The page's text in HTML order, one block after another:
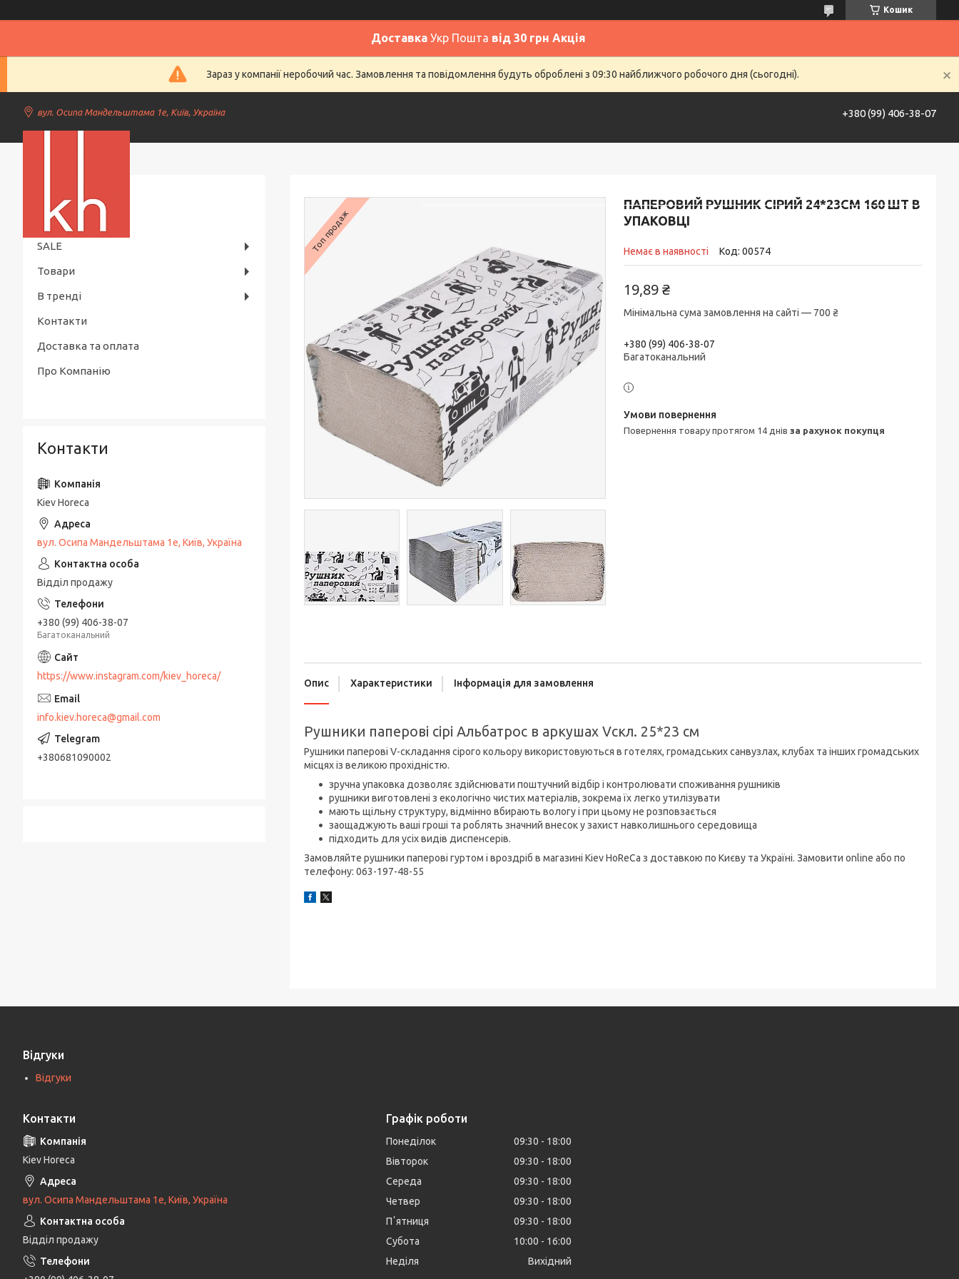
Кошик
ДоставкаУкр Пошта від 30 грн Акція
Зараз у компанії неробочий час. Замовлення та повідомлення будуть оброблені з 09:30 найближчого робочого дня (сьогодні).
вул. Осипа Мандельштама 1е, Київ, Україна +380 (99) 406-38-07
ПАПЕРОВИЙ РУШНИК СІРИЙ 24*23СМ 160 ШТ В
УПАКОВЦІ
Немає в наявності Код: 00574
19,89 ₴
Мінімальна сума замовлення на сайті — 700 ₴
+380 (99) 406-38-07
Багатоканальний
повернення товару протягом 14 днів за рахунок покупця
Топ продаж
Опис Характеристики Інформація для замовлення
Рушники паперові сірі Альбатрос в аркушах Vскл. 25*23 см
Рушники паперові V-складання сірого кольору використовуються в готелях, громадських санвузлах, клубах та інших громадських
місцях із великою прохідністю.
зручна упаковка дозволяє здійснювати поштучний відбір і контролювати споживання рушників
рушники виготовлені з екологічно чистих матеріалів, зокрема їх легко утилізувати
мають щільну структуру, відмінно вбирають вологу і при цьому не розповзається
заощаджують ваші гроші та роблять значний внесок у захист навколишнього середовища
підходить для усіх видів диспенсерів.
Замовляйте рушники паперові гуртом і вроздріб в магазині Kiev HoReCa з доставкою по Києву та Україні. Замовити online або по
телефону: 063-197-48-55
SALE
Товари
В тренді
Контакти
Доставка та оплата
Про Компанію
Контакти
Kiev Horeca
вул. Осипа Мандельштама 1е, Київ, Україна
Відділ продажу
+380 (99) 406-38-07
Багатоканальний
https://www.instagram.com/kiev_horeca/
info.kiev.horeca@gmail.com
+380681090002
Відгуки
Відгуки
Контакти
Kiev Horeca
вул. Осипа Мандельштама 1е, Київ, Україна
Відділ продажу
Графік роботи
Понеділок 09:30
18:00
Вівторок
09:30
18:00
Середа
09:30
18:00
Четвер
09:30
18:00
Пʼятниця
09:30
18:00
Субота
10:00
16:00
Неділя
Вихідний